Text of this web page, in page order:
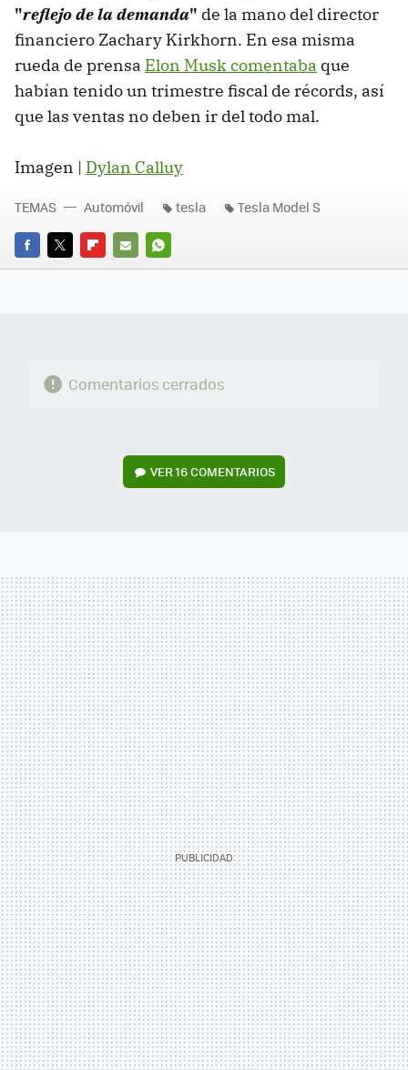
"reflejo de la demanda" de la mano del director
financiero Zachary Kirkhorn. En esa misma
rueda de prensa Elon Musk comentaba que
habían tenido un trimestre fiscal de récords, así
que las ventas no deben ir del todo mal.
Imagen | Dylan Calluy
FACEBOOK
TWITTERFLIPBOARD
E-
WHATSAPP
TEMAS Automóvil tesla Tesla Model S
Comentarios cerrados
VER16 COMENTARIOS